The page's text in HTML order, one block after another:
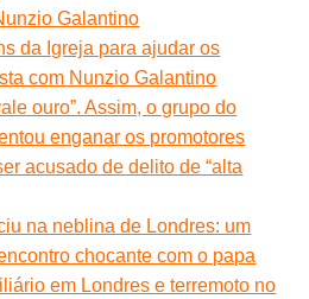
Galantino
da Igreja para ajudar os
com Nunzio Galantino
ouro”. Assim, o grupo do
enganar os promotores
acusado de delito de “alta
na neblina de Londres: um
chocante com o papa
em Londres e terremoto no